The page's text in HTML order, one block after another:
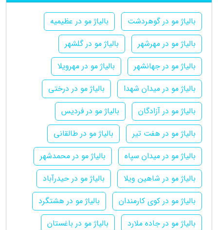
بالیاژ مو در گوهردشت
بالیاژ مو در عظیمیه
بالیاژ مو در مهرشهر
بالیاژ مو در گلشهر
بالیاژ مو در جهانشهر
بالیاژ مو در مهرویلا
بالیاژ مو در میدان شهدا
بالیاژ مو در درختی
بالیاژ مو در آزادگان
بالیاژ مو در فردیس
بالیاژ مو در هفت تیر
بالیاژ مو در طالقانی
بالیاژ مو در میدان سپاه
بالیاژ مو در محمدشهر
بالیاژ مو در شاهین ویلا
بالیاژ مو در حیدرآباد
بالیاژ مو در کوی کارمندان
بالیاژ مو در هشتگرد
بالیاژ مو در جاده ملارد
بالیاژ مو در باغستان